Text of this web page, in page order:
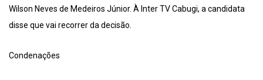
Wilson Neves de Medeiros Júnior. À Inter TV Cabugi, a candidata
disse que vai recorrer da decisão.
Condenações